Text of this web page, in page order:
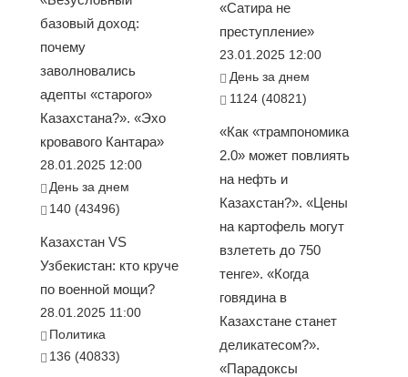
базовый доход:
почему
заволновались
адепты «старого»
Казахстана?». «Эхо
кровавого Кантара»
28.01.2025 12:00
День за днем
140 (43496)
Казахстан VS
Узбекистан: кто круче
по военной мощи?
28.01.2025 11:00
Политика
136 (40833)
«Сатира не
преступление»
23.01.2025 12:00
День за днем
1124 (40821)
«Как «трампономика
2.0» может повлиять
на нефть и
Казахстан?». «Цены
на картофель могут
взлететь до 750
тенге». «Когда
говядина в
Казахстане станет
деликатесом?».
«Парадоксы